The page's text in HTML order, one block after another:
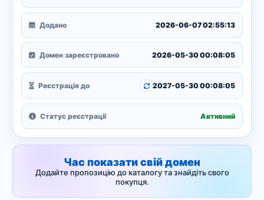
Додано 2026-06-07 02:55:13
Домен зареєстровано 2026-05-30 00:08:05
Реєстрація до 2027-05-30 00:08:05
Статус реєстрації Активний
Час показати свій домен
Додайте пропозицію до каталогу та знайдіть свого
покупця.